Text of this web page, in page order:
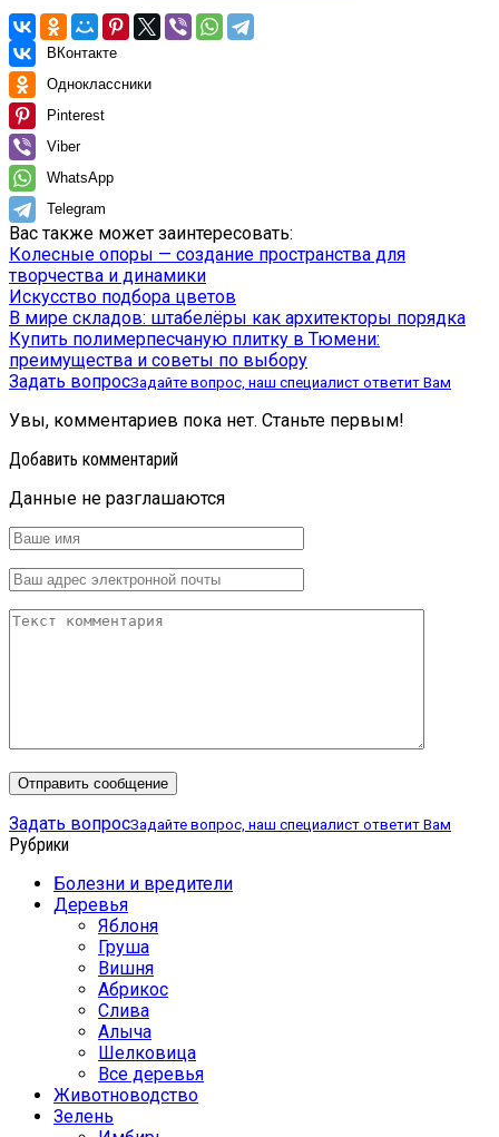
ВКонтакте
Одноклассники
Pinterest
Viber
WhatsApp
Telegram
Вас также может заинтересовать:
Колесные опоры — создание пространства для
творчества и динамики
Искусство подбора цветов
В мире складов: штабелёры как архитекторы порядка
Купить полимерпесчаную плитку в Тюмени:
преимущества и советы по выбору
Задать вопросЗадайте вопрос, наш специалист ответит Вам
Увы, комментариев пока нет. Станьте первым!
Добавить комментарий
Данные не разглашаются
Задать вопросЗадайте вопрос, наш специалист ответит Вам
Рубрики
Болезни и вредители
Деревья
Яблоня
Груша
Вишня
Абрикос
Слива
Алыча
Шелковица
Все деревья
Животноводство
Зелень